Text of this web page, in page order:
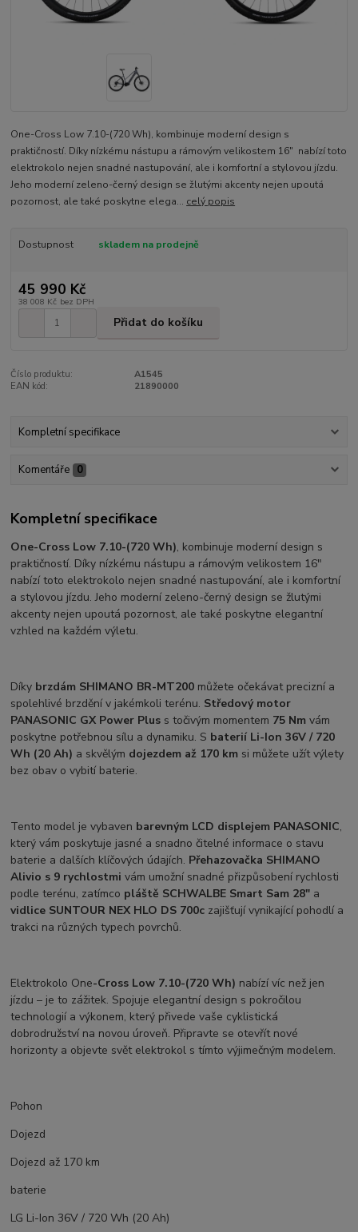
One-Cross Low 7.10-(720 Wh), kombinuje moderní design s
praktičností. Díky nízkému nástupu a rámovým velikostem 16" nabízí toto
elektrokolo nejen snadné nastupování, ale i komfortní a stylovou jízdu.
Jeho moderní zeleno-černý design se žlutými akcenty nejen upoutá
pozornost, ale také poskytne elega... celý popis
Dostupnost skladem na prodejně
45 990 Kč
38 008 Kč bez DPH
Přidat do košíku
Číslo produktu:
A1545
EAN kód:
21890000
Kompletní specifikace
Komentáře 0
Kompletní specifikace
One-Cross Low 7.10-(720 Wh), kombinuje moderní design s
praktičností. Díky nízkému nástupu a rámovým velikostem 16"
nabízí toto elektrokolo nejen snadné nastupování, ale i komfortní
a stylovou jízdu. Jeho moderní zeleno-černý design se žlutými
akcenty nejen upoutá pozornost, ale také poskytne elegantní
vzhled na každém výletu.
Díky brzdám SHIMANO BR-MT200 můžete očekávat precizní a
spolehlivé brzdění v jakémkoli terénu. Středový motor
PANASONIC GX Power Plus s točivým momentem 75 Nm vám
poskytne potřebnou sílu a dynamiku. S baterií Li-Ion 36V / 720
Wh (20 Ah) a skvělým dojezdem až 170 km si můžete užít výlety
bez obav o vybití baterie.
Tento model je vybaven barevným LCD displejem PANASONIC,
který vám poskytuje jasné a snadno čitelné informace o stavu
baterie a dalších klíčových údajích. Přehazovačka SHIMANO
Alivio s 9 rychlostmi vám umožní snadné přizpůsobení rychlosti
podle terénu, zatímco pláště SCHWALBE Smart Sam 28" a
vidlice SUNTOUR NEX HLO DS 700c zajišťují vynikající pohodlí a
trakci na různých typech povrchů.
Elektrokolo One-Cross Low 7.10-(720 Wh) nabízí víc než jen
jízdu – je to zážitek. Spojuje elegantní design s pokročilou
technologií a výkonem, který přivede vaše cyklistická
dobrodružství na novou úroveň. Připravte se otevřít nové
horizonty a objevte svět elektrokol s tímto výjimečným modelem.
Pohon
Dojezd
Dojezd až 170 km
baterie
LG Li-Ion 36V / 720 Wh (20 Ah)